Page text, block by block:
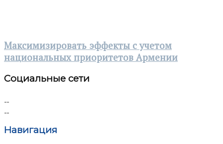
Максимизировать эффекты с учетом
национальных приоритетов Армении
Социальные сети
Навигация